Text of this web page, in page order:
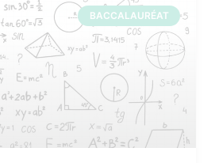
BACCALAURÉAT